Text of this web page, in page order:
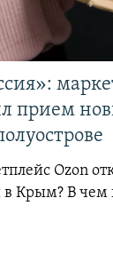
прием
Ozon
в Крым? В